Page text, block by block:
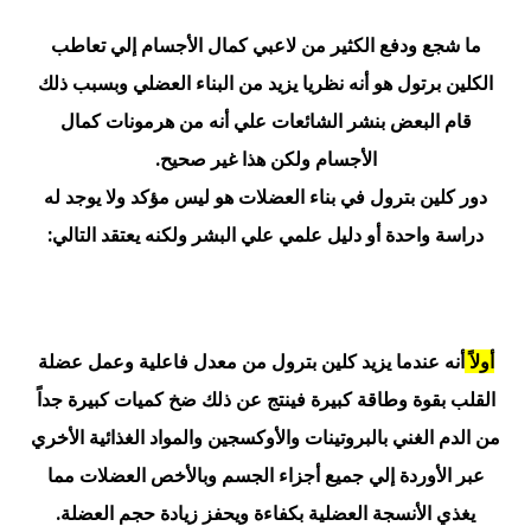
ما شجع ودفع الكثير من لاعبي كمال الأجسام إلي تعاطب
الكلين برتول هو أنه نظريا يزيد من البناء العضلي وبسبب ذلك
قام البعض بنشر الشائعات علي أنه من هرمونات كمال
الأجسام ولكن هذا غير صحيح.
دور كلين بترول في بناء العضلات هو ليس مؤكد ولا يوجد له
دراسة واحدة أو دليل علمي علي البشر ولكنه يعتقد التالي:
أولاًأنه عندما يزيد كلين بترول من معدل فاعلية وعمل عضلة
القلب بقوة وطاقة كبيرة فينتج عن ذلك ضخ كميات كبيرة جداً
من الدم الغني بالبروتينات والأوكسجين والمواد الغذائية الأخري
عبر الأوردة إلي جميع أجزاء الجسم وبالأخص العضلات مما
يغذي الأنسجة العضلية بكفاءة ويحفز زيادة حجم العضلة.